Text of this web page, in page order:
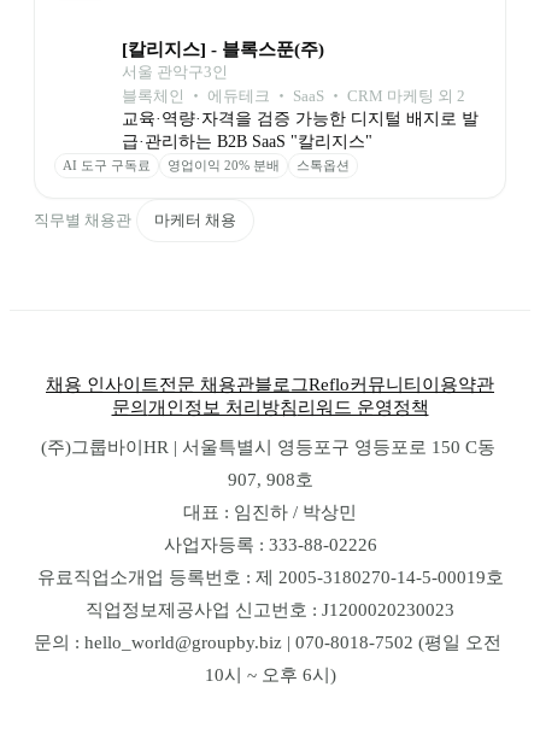
[칼리지스] - 블록스푼(주)
서울 관악구3인
블록체인 ‧ 에듀테크 ‧ SaaS ‧ CRM 마케팅 외 2
교육·역량·자격을 검증 가능한 디지털 배지로 발
급·관리하는 B2B SaaS "칼리지스"
AI 도구 구독료 영업이익 20% 분배 스톡옵션
직무별 채용관 마케터 채용
채용 인사이트전문 채용관블로그Reflo커뮤니티 이용약관
문의 개인정보 처리방침리워드 운영정책
(주)그룹바이HR | 서울특별시 영등포구 영등포로 150 C동
907, 908호
대표 : 임진하 / 박상민
사업자등록 : 333-88-02226
유료직업소개업 등록번호 : 제 2005-3180270-14-5-00019호
직업정보제공사업 신고번호 : J1200020230023
문의 : hello_world@groupby.biz | 070-8018-7502 (평일 오전
10시 ~ 오후 6시)